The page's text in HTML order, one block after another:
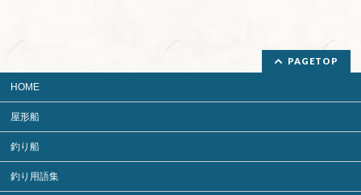
PAGETOP
HOME
屋形船
釣り船
釣り用語集